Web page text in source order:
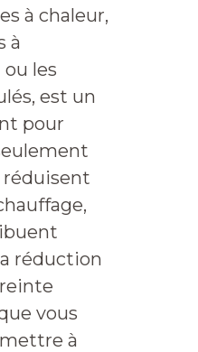
à chaleur,
à
les
est un
pour
réduisent
réduction
vous
à